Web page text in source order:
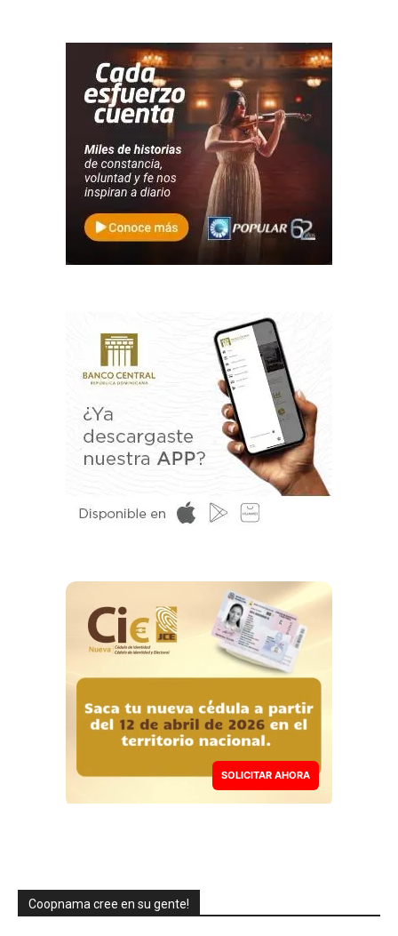
SOLICITAR AHORA
Coopnama cree en su gente!